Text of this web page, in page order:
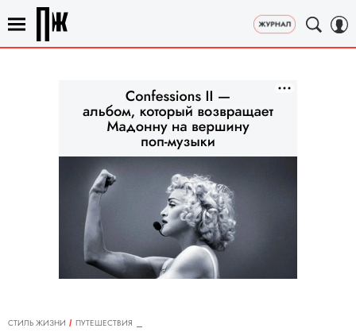
СТИЛЬ ЖИЗНИ
ПУТЕШЕСТВИЯ